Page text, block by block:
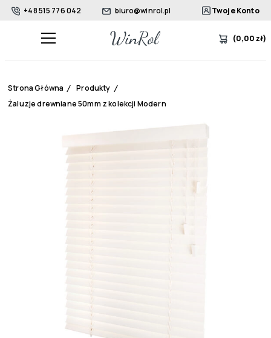
+48 515 776 042 biuro@winrol.pl Twoje Konto
(0,00zł)
Strona Główna / Produkty /
Żaluzje drewniane 50mm z kolekcji Modern